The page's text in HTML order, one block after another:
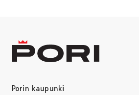
Porin kaupunki